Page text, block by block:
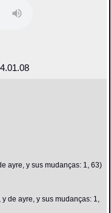
ayre, y sus mudanças: 1, 63)
de ayre, y sus mudanças: 1,